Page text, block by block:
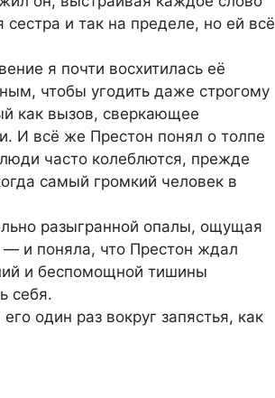
и так на пределе, но ей всё
я почти восхитилась её
чтобы угодить даже строгому
как вызов, сверкающее
И всё же Престон понял о толпе
часто колеблются, прежде
самый громкий человек в
разыгранной опалы, ощущая
— и поняла, что Престон ждал
и беспомощной тишины
себя.
один раз вокруг запястья, как